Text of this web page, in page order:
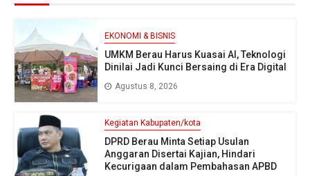
EKONOMI & BISNIS
UMKM Berau Harus Kuasai AI, Teknologi
Dinilai Jadi Kunci Bersaing di Era Digital
Agustus 8, 2026
Kegiatan Kabupaten/kota
DPRD Berau Minta Setiap Usulan
Anggaran Disertai Kajian, Hindari
Kecurigaan dalam Pembahasan APBD